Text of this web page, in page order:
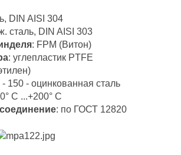
DIN AISI 304
сталь, DIN AISI 303
: FPM (Витон)
: углепластик PTFE
- 150 - оцинкованная сталь
С ...+200° С
: по ГОСТ 12820